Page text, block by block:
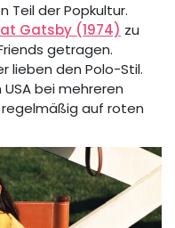
Teil der Popkultur.
Gatsby (1974) zu
getragen.
lieben den Polo-Stil.
bei mehreren
regelmäßig auf roten